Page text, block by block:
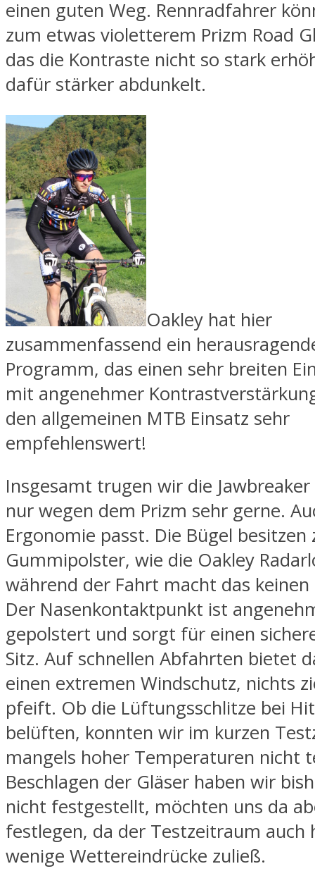
einen guten Weg. Rennradfahrer
zum etwas violetterem Prizm Road
das die Kontraste nicht so stark
dafür stärker abdunkelt.
Oakley hat hier
zusammenfassend ein
Programm, das einen sehr breiten
mit angenehmer
den allgemeinen MTB Einsatz sehr
empfehlenswert!
Insgesamt trugen wir die
nur wegen dem Prizm sehr gerne.
Ergonomie passt. Die Bügel besitzen
Gummipolster, wie die Oakley
während der Fahrt macht das
Der Nasenkontaktpunkt ist
gepolstert und sorgt für einen
Sitz. Auf schnellen Abfahrten bietet
einen extremen Windschutz, nichts
pfeift. Ob die Lüftungsschlitze bei
belüften, konnten wir im kurzen
mangels hoher Temperaturen nicht
Beschlagen der Gläser haben wir
nicht festgestellt, möchten uns da
festlegen, da der Testzeitraum auch
wenige Wettereindrücke zuließ.